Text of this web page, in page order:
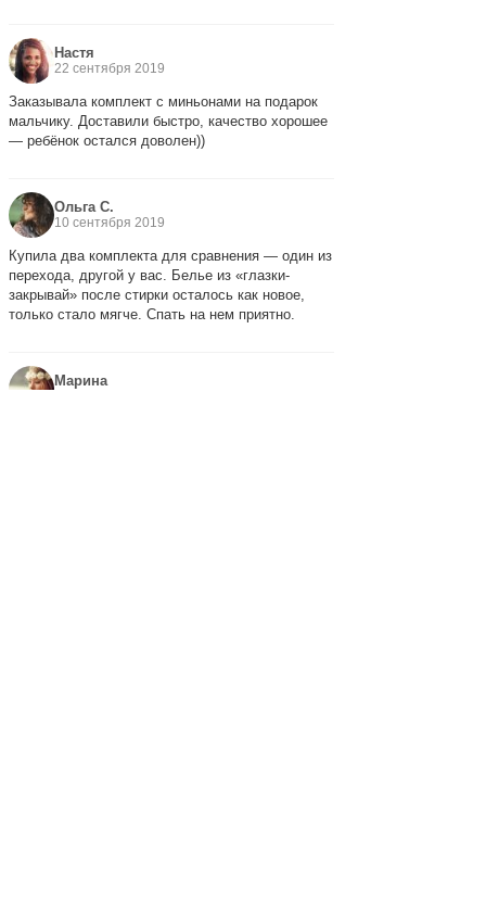
Настя
22 сентября 2019
Заказывала комплект с миньонами на подарок
мальчику. Доставили быстро, качество хорошее
— ребёнок остался доволен))
Ольга С.
10 сентября 2019
Купила два комплекта для сравнения — один из
перехода, другой у вас. Белье из «глазки-
закрывай» после стирки осталось как новое,
только стало мягче. Спать на нем приятно.
Марина